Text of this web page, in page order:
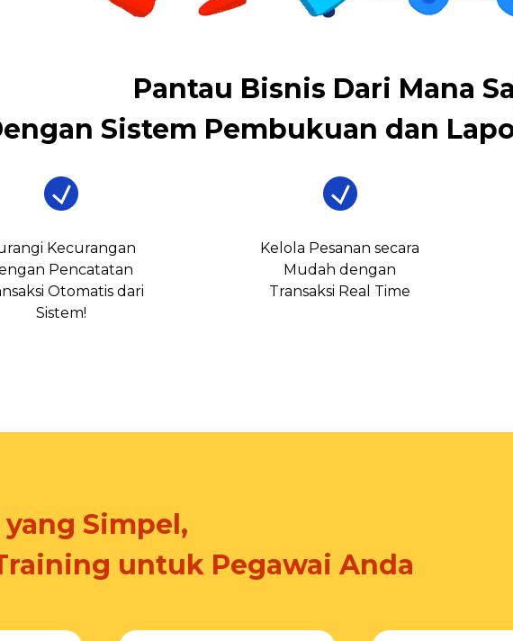
Pantau Bisnis Dari Mana
Sistem Pembukuan dan
Kecurangan
Pencatatan
Otomatis dari
Sistem!
Kelola Pesanan secara
Mudah dengan
Transaksi Real Time
Simpel,
untuk Pegawai Anda